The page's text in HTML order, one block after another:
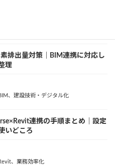
排出量対策｜BIM連携に対応し
理
、 建設技術・デジタル化
連携の手順まとめ｜設定
いどころ
、 業務効率化